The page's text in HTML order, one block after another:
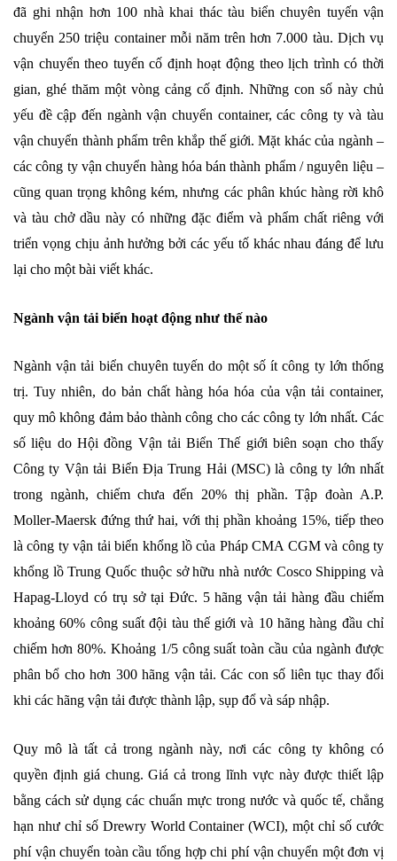
đã ghi nhận hơn 100 nhà khai thác tàu biển chuyên tuyến vận
chuyển 250 triệu container mỗi năm trên hơn 7.000 tàu. Dịch vụ
vận chuyển theo tuyến cố định hoạt động theo lịch trình có thời
gian, ghé thăm một vòng cảng cố định. Những con số này chủ
yếu đề cập đến ngành vận chuyển container, các công ty và tàu
vận chuyển thành phẩm trên khắp thế giới. Mặt khác của ngành –
các công ty vận chuyển hàng hóa bán thành phẩm / nguyên liệu –
cũng quan trọng không kém, nhưng các phân khúc hàng rời khô
và tàu chở dầu này có những đặc điểm và phẩm chất riêng với
triển vọng chịu ảnh hưởng bởi các yếu tố khác nhau đáng để lưu
lại cho một bài viết khác.
Ngành vận tải biển hoạt động như thế nào
Ngành vận tải biển chuyên tuyến do một số ít công ty lớn thống
trị. Tuy nhiên, do bản chất hàng hóa hóa của vận tải container,
quy mô không đảm bảo thành công cho các công ty lớn nhất. Các
số liệu do Hội đồng Vận tải Biển Thế giới biên soạn cho thấy
Công ty Vận tải Biển Địa Trung Hải (MSC) là công ty lớn nhất
trong ngành, chiếm chưa đến 20% thị phần. Tập đoàn A.P.
Moller-Maersk đứng thứ hai, với thị phần khoảng 15%, tiếp theo
là công ty vận tải biển khổng lồ của Pháp CMA CGM và công ty
khổng lồ Trung Quốc thuộc sở hữu nhà nước Cosco Shipping và
Hapag-Lloyd có trụ sở tại Đức. 5 hãng vận tải hàng đầu chiếm
khoảng 60% công suất đội tàu thế giới và 10 hãng hàng đầu chỉ
chiếm hơn 80%. Khoảng 1/5 công suất toàn cầu của ngành được
phân bổ cho hơn 300 hãng vận tải. Các con số liên tục thay đổi
khi các hãng vận tải được thành lập, sụp đổ và sáp nhập.
Quy mô là tất cả trong ngành này, nơi các công ty không có
quyền định giá chung. Giá cả trong lĩnh vực này được thiết lập
bằng cách sử dụng các chuẩn mực trong nước và quốc tế, chẳng
hạn như chỉ số Drewry World Container (WCI), một chỉ số cước
phí vận chuyển toàn cầu tổng hợp chi phí vận chuyển một đơn vị